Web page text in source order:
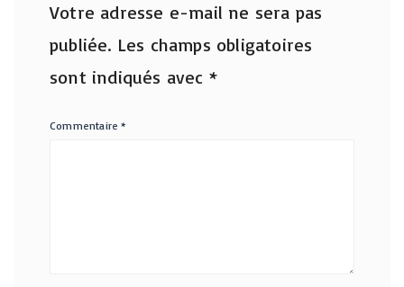
Votre adresse e-mail ne sera pas
publiée. Les champs obligatoires
sont indiqués avec *
Commentaire*